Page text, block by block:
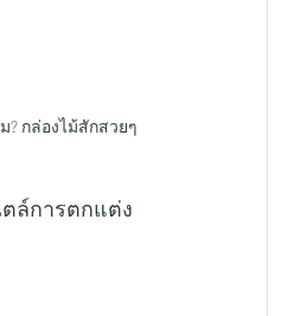
? กล่องไม้สักสวยๆ
ล์การตกแต่ง